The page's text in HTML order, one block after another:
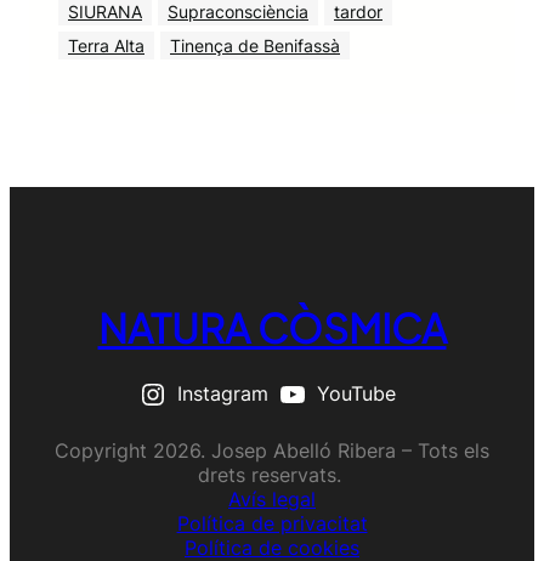
SIURANA Supraconsciència
tardor
Terra Alta
Tinença de Benifassà
NATURA CÒSMICA
Instagram YouTube
Copyright 2026. Josep Abelló Ribera – Tots els
drets reservats.
Avís legal
Política de privacitat
Política de cookies